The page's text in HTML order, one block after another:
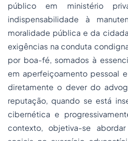
público em ministério
indispensabilidade à
moralidade pública e da
exigências na conduta
por boa-fé, somados à
em aperfeiçoamento pessoal
diretamente o dever do
reputação, quando se está
cibernética e
contexto, objetiva-se